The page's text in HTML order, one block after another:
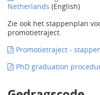
Netherlands (English)
Zie ook het stappenplan
promotietraject.
Promotietraject -
PhD graduation